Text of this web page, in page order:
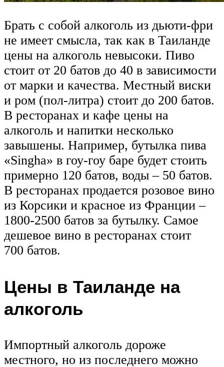
Брать с собой алкоголь из дьюти-фри
не имеет смысла, так как в Таиланде
цены на алкоголь невысоки. Пиво
стоит от 20 батов до 40 в зависимости
от марки и качества. Местный виски
и ром (пол-литра) стоит до 200 батов.
В ресторанах и кафе цены на
алкоголь и напитки несколько
завышены. Например, бутылка пива
«Singha» в гоу-гоу баре будет стоить
примерно 120 батов, воды – 50 батов.
В ресторанах продается розовое вино
из Корсики и красное из Франции –
1800-2500 батов за бутылку. Самое
дешевое вино в ресторанах стоит
700 батов.
Цены в Таиланде на
алкоголь
Импортный алкоголь дороже
местного, но из последнего можно